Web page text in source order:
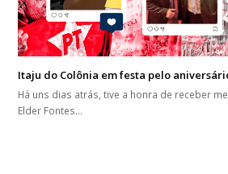
Itaju do Colônia em festa pelo
Há uns dias atrás, tive a honra de receber
Elder Fontes…